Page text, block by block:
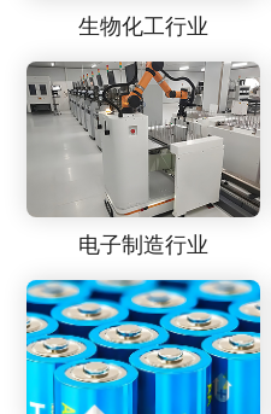
生物化工行业
电子制造行业